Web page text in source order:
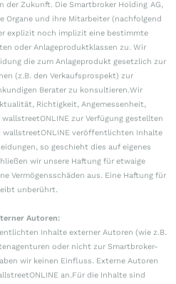
der Zukunft. Die Smartbroker Holding AG,
Organe und ihre Mitarbeiter (nachfolgend
explizit noch implizit eine bestimmte
oder Anlageproduktklassen zu. Wir
die zum Anlageprodukt gesetzlich zur
(z.B. den Verkaufsprospekt) zur
Berater zu konsultieren.Wir
Richtigkeit, Angemessenheit,
zur Verfügung gestellten
wallstreetONLINE veröffentlichten Inhalte
so geschieht dies auf eigenes
wir unsere Haftung für etwaige
Vermögensschäden aus. Eine Haftung für
unberührt.
Autoren:
Inhalte externer Autoren (wie z.B.
oder nicht zur Smartbroker-
wir keinen Einfluss. Externe Autoren
an.Für die Inhalte sind